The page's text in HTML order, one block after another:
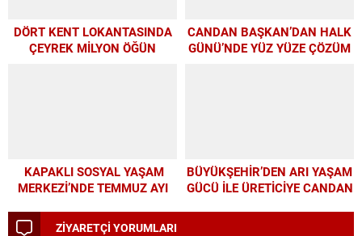
DÖRT KENT LOKANTASINDA
ÇEYREK MİLYON ÖĞÜN
CANDAN BAŞKAN’DAN HALK
GÜNÜ’NDE YÜZ YÜZE ÇÖZÜM
KAPAKLI SOSYAL YAŞAM
MERKEZİ’NDE TEMMUZ AYI
GÖRDÜ
BÜYÜKŞEHİR’DEN ARI YAŞAM
GÜCÜ İLE ÜRETİCİYE CANDAN
ZİYARETÇİ YORUMLARI